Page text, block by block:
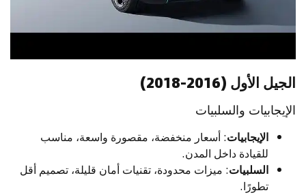
الجيل الأول (2016-2018)
الإيجابيات والسلبيات
الإيجابيات: أسعار منخفضة، مقصورة واسعة، مناسب
للقيادة داخل المدن.
السلبيات: ميزات محدودة، تقنيات أمان قليلة، تصميم أقل
تطورًا.